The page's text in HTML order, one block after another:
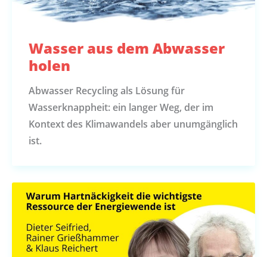
Wasser aus dem Abwasser
holen
Abwasser Recycling als Lösung für
Wasserknappheit: ein langer Weg, der im
Kontext des Klimawandels aber unumgänglich
ist.